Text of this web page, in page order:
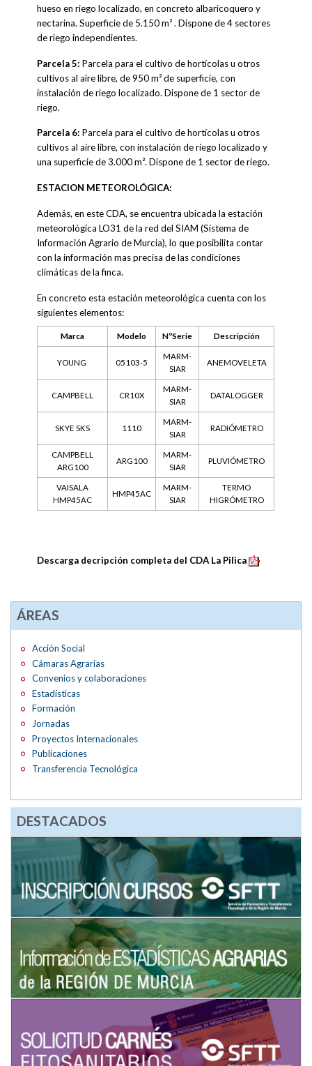
hueso en riego localizado, en concreto albaricoquero y
nectarina. Superficie de 5.150 m² . Dispone de 4 sectores
de riego independientes.
Parcela 5: Parcela para el cultivo de hortícolas u otros
cultivos al aire libre, de 950 m² de superficie, con
instalación de riego localizado. Dispone de 1 sector de
riego.
Parcela 6: Parcela para el cultivo de hortícolas u otros
cultivos al aire libre, con instalación de riego localizado y
una superficie de 3.000 m². Dispone de 1 sector de riego.
ESTACION METEOROLÓGICA:
Además, en este CDA, se encuentra ubicada la estación
meteorológica LO31 de la red del SIAM (Sistema de
Información Agrario de Murcia), lo que posibilita contar
con la información mas precisa de las condiciones
climáticas de la finca.
En concreto esta estación meteorológica cuenta con los
siguientes elementos:
Marca Modelo NºSerie Descripción
YOUNG 05103-5
MARM-
SIAR
ANEMOVELETA
CAMPBELL CR10X
MARM-
SIAR
DATALOGGER
SKYE SKS 1110
MARM-
SIAR
RADIÓMETRO
CAMPBELL
ARG100
ARG100
MARM-
SIAR
PLUVIÓMETRO
VAISALA
HMP45AC
HMP45AC
MARM-
SIAR
TERMO
HIGRÓMETRO
Descarga decripción completa del CDA La Pilica
ÁREAS
Acción Social
Cámaras Agrarias
Convenios y colaboraciones
Estadísticas
Formación
Jornadas
Proyectos Internacionales
Publicaciones
Transferencia Tecnológica
DESTACADOS